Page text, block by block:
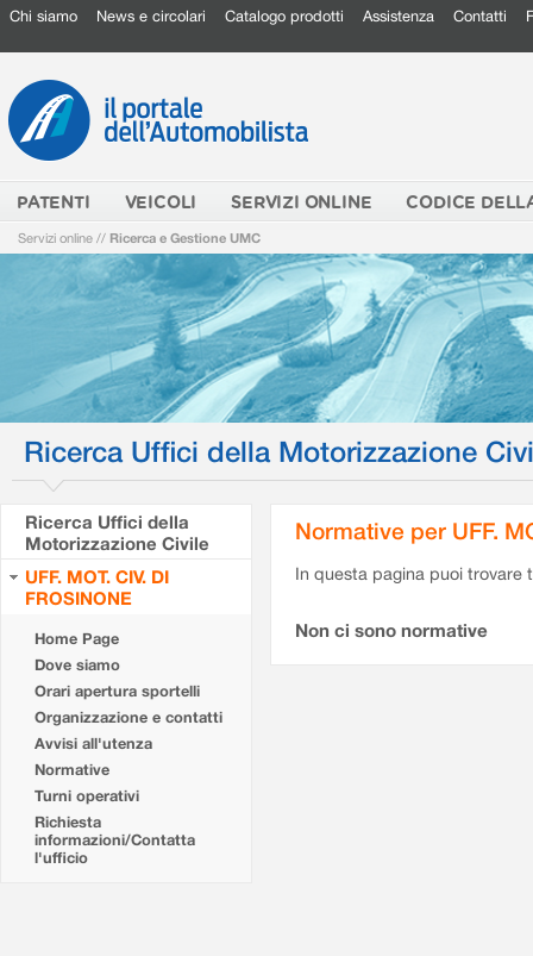
Chi siamo News e circolari Catalogo prodotti Assistenza Contatti
PATENTI VEICOLI SERVIZI ONLINE CODICE
Servizi online // Ricerca e Gestione UMC
Ricerca Uffici della Motorizzazione
Ricerca Uffici della
Motorizzazione Civile
UFF. MOT. CIV. DI
FROSINONE
Home Page
Dove siamo
Orari apertura sportelli
Organizzazione e contatti
Avvisi all'utenza
Normative
Turni operativi
Richiesta
informazioni/Contatta
l'ufficio
Normative per UFF.
In questa pagina puoi
Non ci sono normative